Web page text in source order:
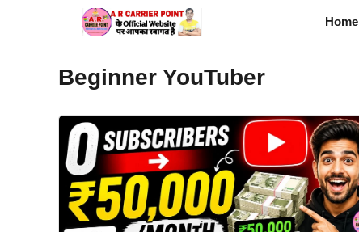
Home
Beginner YouTuber